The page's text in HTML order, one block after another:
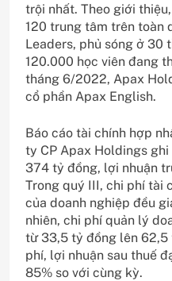
trội nhất. Theo giới
120 trung tâm trên toàn
Leaders, phủ sóng ở 30
120.000 học viên đang
tháng 6/2022, Apax
cổ phần Apax English.
Báo cáo tài chính hợp
ty CP Apax Holdings
374 tỷ đồng, lợi nhuận
Trong quý III, chi phí tài
của doanh nghiệp đều
nhiên, chi phí quản lý
từ 33,5 tỷ đồng lên 62,5
phí, lợi nhuận sau thuế
85% so với cùng kỳ.